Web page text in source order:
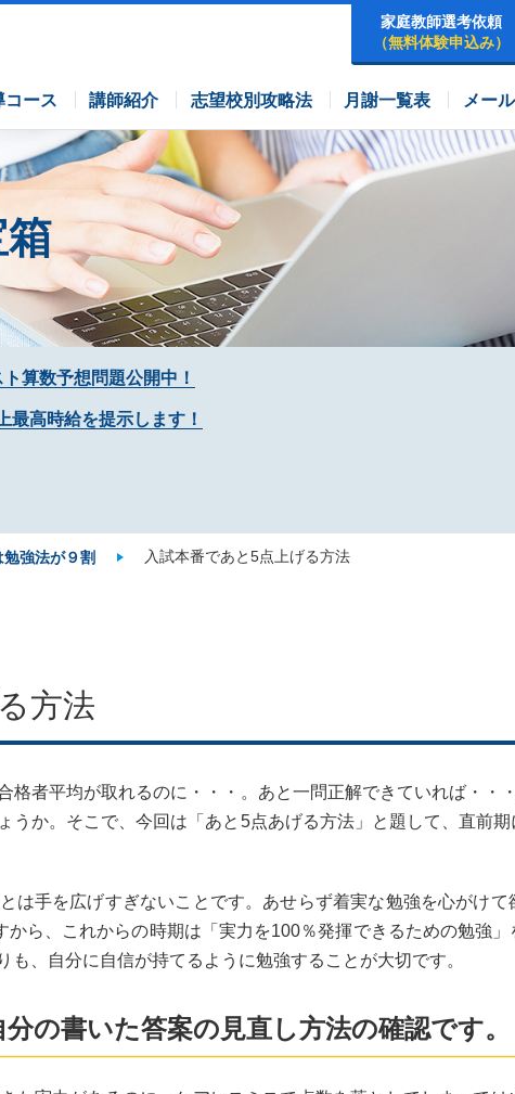
家庭教師選考依頼
（無料体験申込み）
コース
四谷大塚コース
ース 講師紹介 志望校別攻略法 月謝一覧表 メー
算数予想問題公開中！
最高時給を提示します！
勉強法が９割 入試本番であと5点上げる方法
方法
格者平均が取れるのに・・・。あと一問正解できていれば・・
うか。そこで、今回は「あと5点あげる方法」と題して、直前
は手を広げすぎないことです。あせらず着実な勉強を心がけ
ら、これからの時期は「実力を100％発揮できるための勉強
、自分に自信が持てるように勉強することが大切です。
の書いた答案の見直し方法の確認です。